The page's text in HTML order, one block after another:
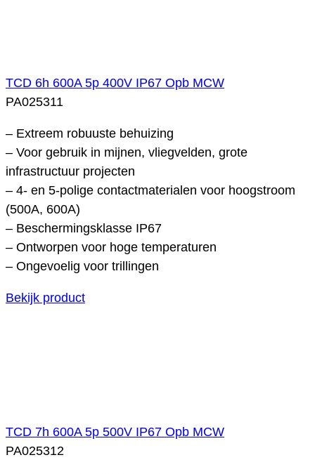
TCD 6h 600A 5p 400V IP67 Opb MCW
PA025311
– Extreem robuuste behuizing
– Voor gebruik in mijnen, vliegvelden, grote
infrastructuur projecten
– 4- en 5-polige contactmaterialen voor hoogstroom
(500A, 600A)
– Beschermingsklasse IP67
– Ontworpen voor hoge temperaturen
– Ongevoelig voor trillingen
Bekijk product
TCD 7h 600A 5p 500V IP67 Opb MCW
PA025312